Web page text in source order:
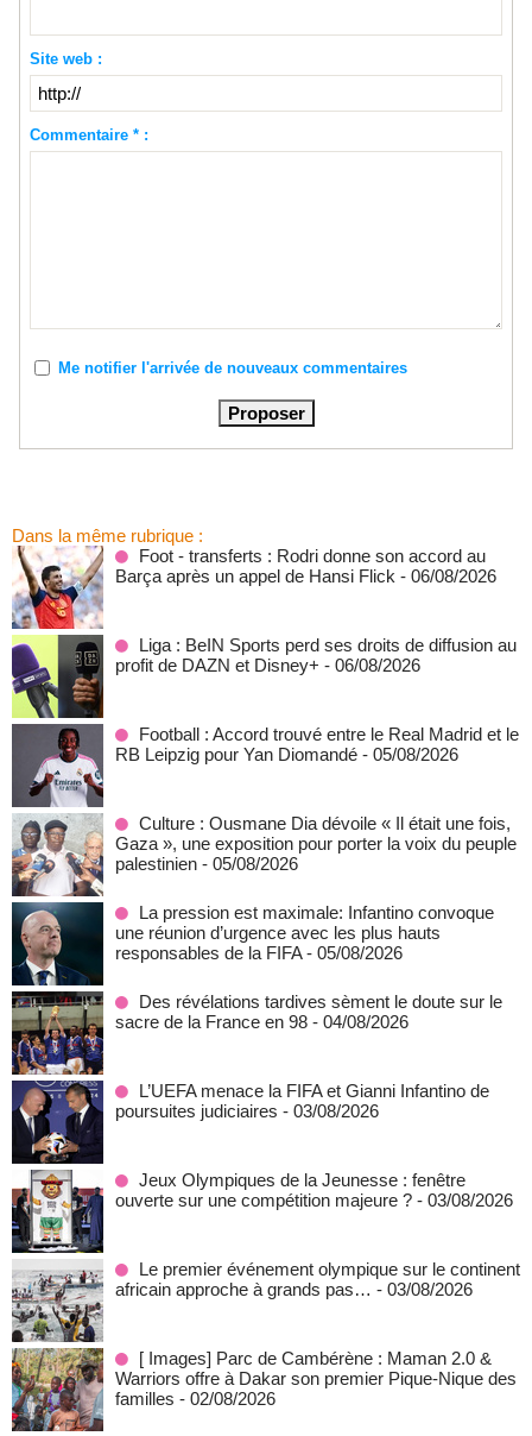
Site web :
Commentaire * :
Me notifier l'arrivée de nouveaux commentaires
Dans la même rubrique :
Foot - transferts : Rodri donne son accord au
Barça après un appel de Hansi Flick - 06/08/2026
Liga : BeIN Sports perd ses droits de diffusion au
profit de DAZN et Disney+ - 06/08/2026
Football : Accord trouvé entre le Real Madrid et le
RB Leipzig pour Yan Diomandé - 05/08/2026
Culture : Ousmane Dia dévoile « Il était une fois,
Gaza », une exposition pour porter la voix du peuple
palestinien - 05/08/2026
La pression est maximale: Infantino convoque
une réunion d’urgence avec les plus hauts
responsables de la FIFA - 05/08/2026
Des révélations tardives sèment le doute sur le
sacre de la France en 98 - 04/08/2026
L’UEFA menace la FIFA et Gianni Infantino de
poursuites judiciaires - 03/08/2026
Jeux Olympiques de la Jeunesse : fenêtre
ouverte sur une compétition majeure ? - 03/08/2026
Le premier événement olympique sur le continent
africain approche à grands pas… - 03/08/2026
[ Images] Parc de Cambérène : Maman 2.0 &
Warriors offre à Dakar son premier Pique-Nique des
familles - 02/08/2026